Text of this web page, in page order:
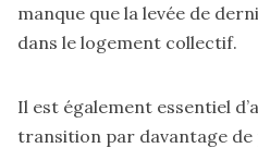
manque que la levée de
dans le logement collectif.
Il est également essentiel
transition par davantage de